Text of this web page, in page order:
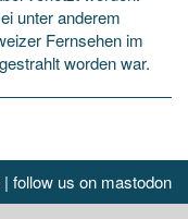
unter anderem
Fernsehen im
worden war.
| follow us on mastodon